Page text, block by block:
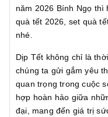
năm 2026 Bính Ngọ thì
quà tết 2026, set quà
nhé.
Dịp Tết không chỉ là
chúng ta gửi gắm yêu
quan trọng trong cuộc
hợp hoàn hảo giữa
đại, mang đến giá trị